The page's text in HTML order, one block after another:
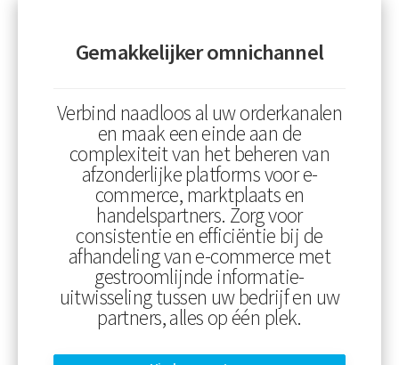
Gemakkelijker omnichannel
Verbind naadloos al uw orderkanalen
en maak een einde aan de
complexiteit van het beheren van
afzonderlijke platforms voor e-
commerce, marktplaats en
handelspartners. Zorg voor
consistentie en efficiëntie bij de
afhandeling van e-commerce met
gestroomlijnde informatie-
uitwisseling tussen uw bedrijf en uw
partners, alles op één plek.